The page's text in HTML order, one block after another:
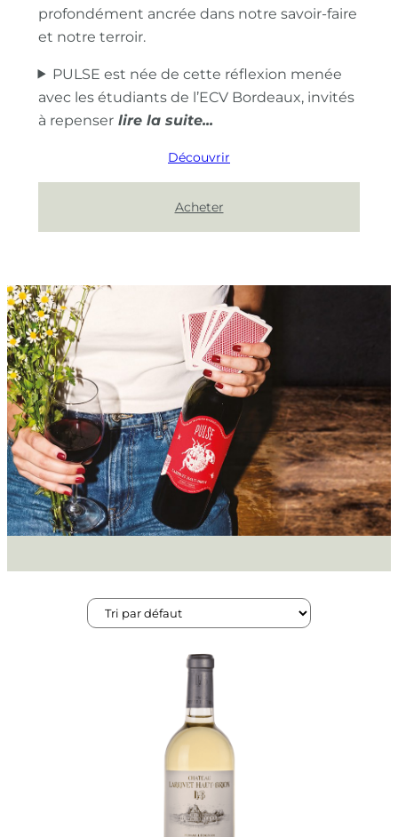
profondément ancrée dans notre savoir-faire
et notre terroir.
PULSE est née de cette réflexion menée
avec les étudiants de l’ECV Bordeaux, invités
à repenser
Découvrir
Acheter